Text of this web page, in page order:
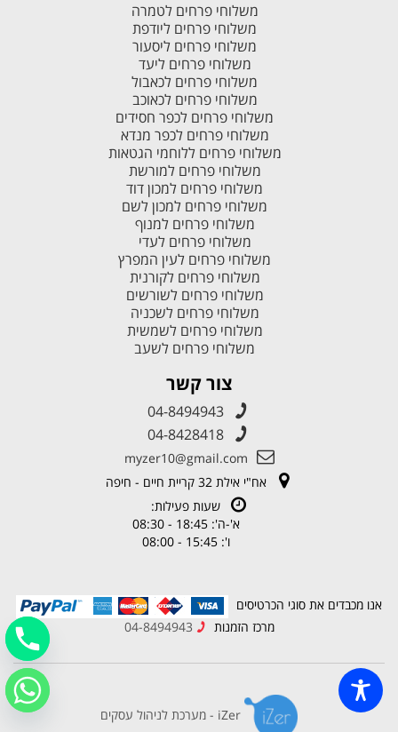
משלוחי פרחים לטמרה
משלוחי פרחים ליודפת
משלוחי פרחים ליסעור
משלוחי פרחים ליעד
משלוחי פרחים לכאבול
משלוחי פרחים לכאוכב
משלוחי פרחים לכפר חסידים
משלוחי פרחים לכפר מנדא
משלוחי פרחים ללוחמי הגטאות
משלוחי פרחים למורשת
משלוחי פרחים למכון דוד
משלוחי פרחים למכון לשם
משלוחי פרחים למנוף
משלוחי פרחים לעדי
משלוחי פרחים לעין המפרץ
משלוחי פרחים לקורנית
משלוחי פרחים לשורשים
משלוחי פרחים לשכניה
משלוחי פרחים לשמשית
משלוחי פרחים לשעב
צור קשר
04-8494943
04-8428418
myzer10@gmail.com
אח"י אילת 32 קריית חיים - חיפה
שעות פעילות:
א'-ה': 18:45 - 08:30
ו': 15:45 - 08:00
אנו מכבדים את סוגי הכרטיסים
מרכז הזמנות
iZer - מערכת לניהול עסקים